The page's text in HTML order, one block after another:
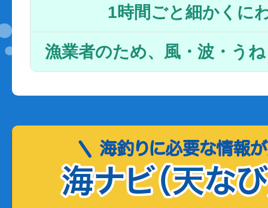
1時間ごと細かくに
漁業者のため、風・波・う